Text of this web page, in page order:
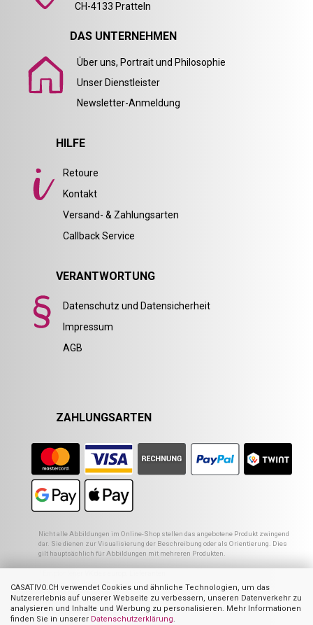
CASATIVO.CH verwendet Cookies und ähnliche Technologien, um das
Nutzererlebnis auf unserer Webseite zu verbessern, unseren Datenverkehr zu
analysieren und Inhalte und Werbung zu personalisieren. Mehr Informationen
finden Sie in unserer Datenschutzerklärung.
CH-4133 Pratteln
DAS UNTERNEHMEN
Über uns, Portrait und Philosophie
Unser Dienstleister
Newsletter-Anmeldung
HILFE
Retoure
Kontakt
Versand- & Zahlungsarten
Callback Service
VERANTWORTUNG
Datenschutz und Datensicherheit
Impressum
AGB
ZAHLUNGSARTEN
Nicht alle Abbildungen im Online-Shop stellen das angebotene Produkt zwingend
dar. Sie dienen zur Visualisierung der Beschreibung oder als Orientierung. Dies
gilt hauptsächlich für Abbildungen mit mehreren Produkten.
Ehemaliger Preis von Casativo
3 Summe der Einzelpreise
4 UVP des Herstellers